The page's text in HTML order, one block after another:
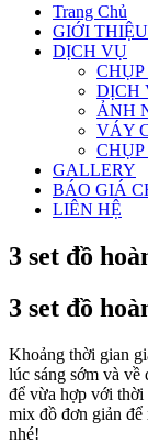
Trang Chủ
GIỚI THIỆU
DỊCH VỤ
DỊCH
ẢNH
VÁY
GALLERY
BÁO GIÁ
LIÊN HỆ
3 set đồ
3 set đồ
Khoảng thời gian
lúc sáng sớm và
để vừa hợp với thời
mix đồ đơn giản để
nhé!